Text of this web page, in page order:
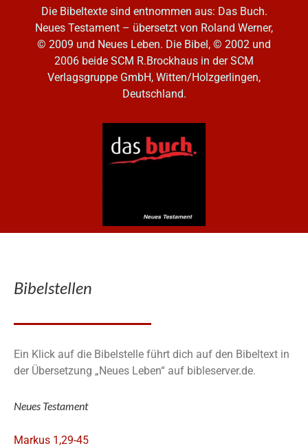
Die Bibeltexte sind entnommen aus: Das Buch.
Neues Testament – übersetzt von Roland Werner,
© 2009 und Neues Leben. Die Bibel, © 2002 und
2006 beide SCM R.Brockhaus in der SCM
Verlagsgruppe GmbH, Witten/Holzgerlingen,
Deutschland.
Bibelstellen
Ein Klick auf die Bibelstelle führt dich auf den Bibeltext in
der Übersetzung „Neues Leben“ auf bibleserver.de.
Neues Testament
Markus 1,29-45